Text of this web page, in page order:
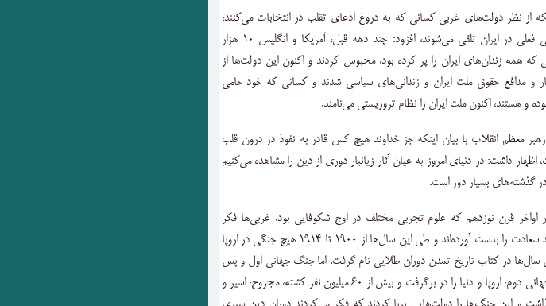
از نظر دولت‌های غربی کسانی که به دروغ ادعای تقلب در انتخابات می‌کنند،
زندانی سیاسی فعلی در ایران تلقی می‌شوند، افزود: چند دهه قبل، آمریکا و انگلیس ۱۰ هزار
که همه زندان‌های ایران را پر کرده بود، محبوس کردند و اکنون این دولت‌ها از
و مدافع حقوق ملت ایران و زندانی‌های سیاسی شدند و کسانی که خود حامی
و هستند، اکنون ملت ایران را نظام تروریستی می‌نامند.
معظم انقلاب با بیان اینکه جز خداوند هیچ کس قادر به نفوذ در درون قلب
داشت: در دنیای امروز به عیان آثار زیانبار دوری از دین را مشاهده می‌کنیم
گذشته‌های بسیار دور است.
اواخر قرن نوزدهم که علوم تجربی مختلف در اوج شکوفایی بود، غربی‌ها فکر
می‌کردند کلید سعادت را بدست آورده‌اند و طی این سال‌ها از ۱۹۰۰ تا ۱۹۱۴ هیچ جنگی در اروپا
سال‌ها در کتاب تاریخ تمدن دوران طلایی نام گرفت. اما جنگ جهانی اول و پس
از آن جنگ جهانی دوم، اروپا و دنیا را در برگرفت و بیش از ۶۰ میلیون نفر کشته، مجروح، اسیر و